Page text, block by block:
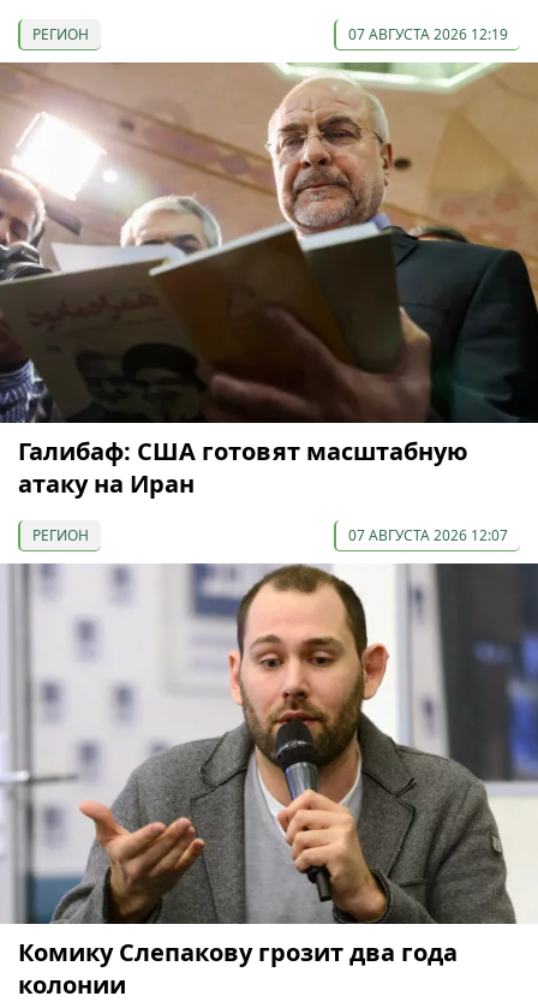
РЕГИОН 07 АВГУСТА 2026 12:19
Галибаф: США готовят масштабную
атаку на Иран
РЕГИОН 07 АВГУСТА 2026 12:07
Комику Слепакову грозит два года
колонии